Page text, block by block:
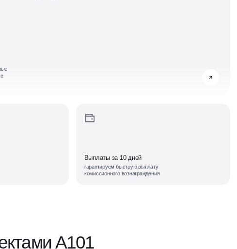
Выплаты за 10 дней
гарантируем быструю выплату
комиссионного вознаграждения
А101